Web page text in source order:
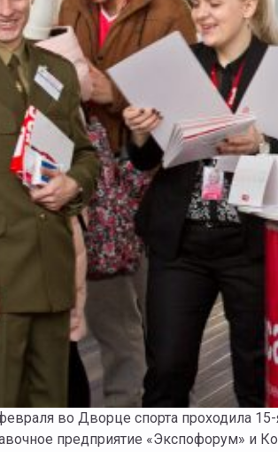
во Дворце спорта проходила
предприятие «Экспофорум» и